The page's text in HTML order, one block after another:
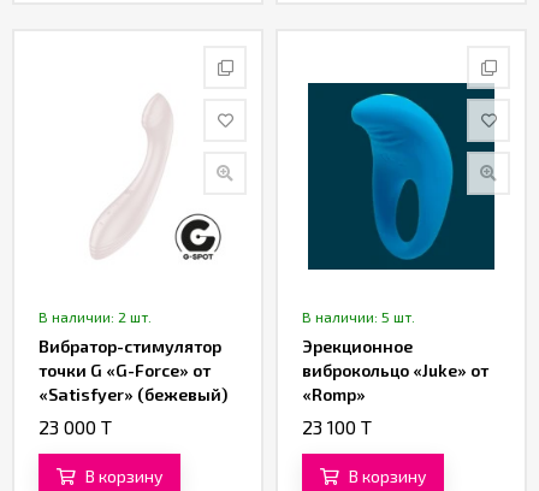
В наличии: 2 шт.
Вибратор-стимулятор
точки G «G-Force» от
«Satisfyer» (бежевый)
23 000 T
В корзину
В наличии: 5 шт.
Эрекционное
виброкольцо «Juke» от
«Romp»
23 100 T
В корзину